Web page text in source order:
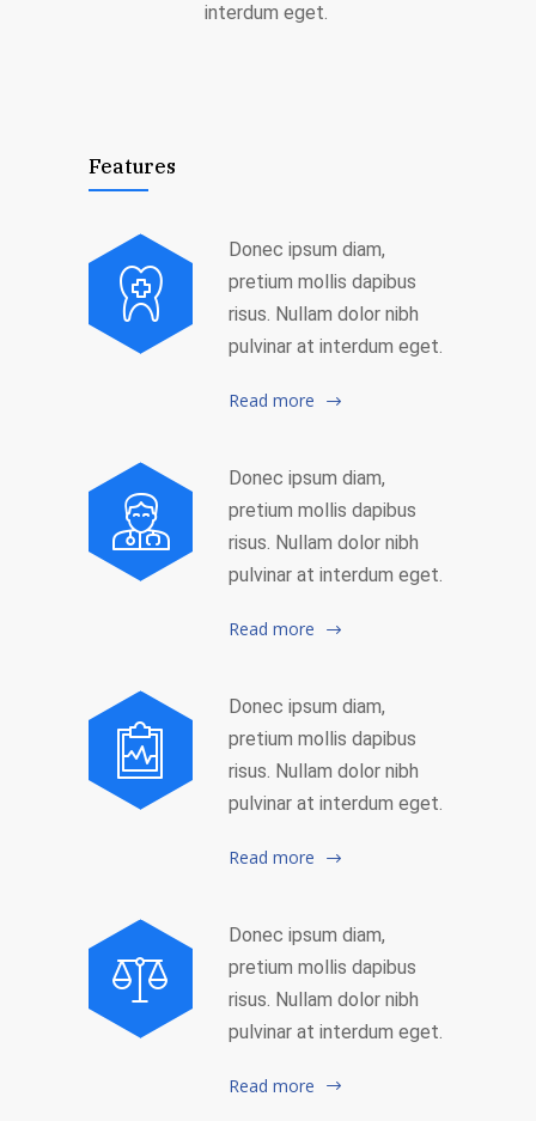
interdum eget.
Features
Donec ipsum diam,
pretium mollis dapibus
risus. Nullam dolor nibh
pulvinar at interdum eget.
Read more
Donec ipsum diam,
pretium mollis dapibus
risus. Nullam dolor nibh
pulvinar at interdum eget.
Read more
Donec ipsum diam,
pretium mollis dapibus
risus. Nullam dolor nibh
pulvinar at interdum eget.
Read more
Donec ipsum diam,
pretium mollis dapibus
risus. Nullam dolor nibh
pulvinar at interdum eget.
Read more